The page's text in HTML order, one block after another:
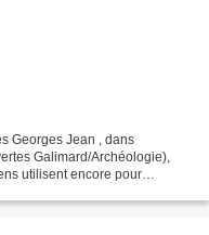
Georges Jean , dans
Galimard/Archéologie),
utilisent encore pour